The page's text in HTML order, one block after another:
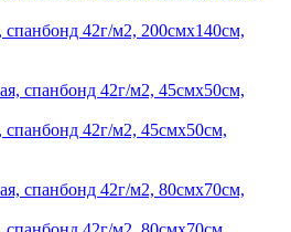
42г/м2, 200смх140см,
42г/м2, 45смх50см,